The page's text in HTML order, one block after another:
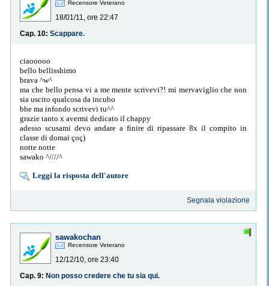
Recensore Veterano
18/01/11, ore 22:47
Cap. 10: Scappare.
ciaooooo
bello bellisshimo
brava ^w^
ma che bello pensa vi a me mente scrivevi?! mi mervaviglio che non
sia uscito qualcosa da incubo
bhe ma infondo scrivevi tu^^
grazie tanto x avermi dedicato il chappy
adesso scusami devo andare a finire di ripassare 8x il compito in
classe di domai çoç)
notte notte
sawako ^////^
Leggi la risposta dell'autore
Segnala violazione
sawakochan
Recensore Veterano
12/12/10, ore 23:40
Cap. 9: Non posso credere che tu sia qui.